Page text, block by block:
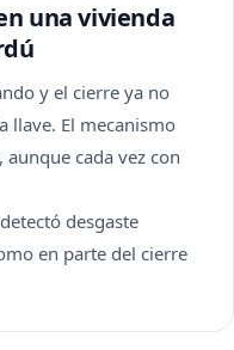
una vivienda
y el cierre ya no
llave. El mecanismo
cada vez con
desgaste
en parte del cierre